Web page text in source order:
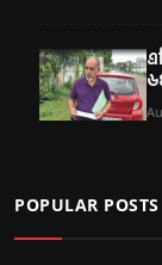
POPULAR POSTS